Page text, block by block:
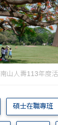
南山人壽113年度
碩士在職專班